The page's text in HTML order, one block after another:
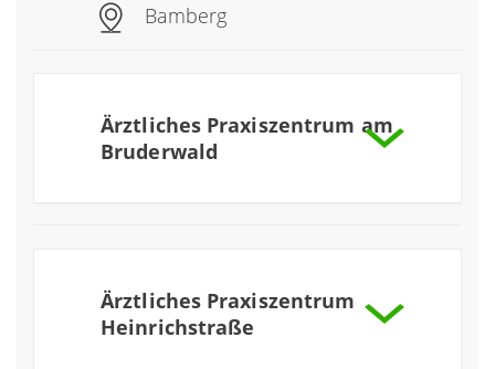
Bamberg
Ärztliches Praxiszentrum am
Bruderwald
Praxis für Dermatologie mehr
Ärztliches Praxiszentrum
Heinrichstraße